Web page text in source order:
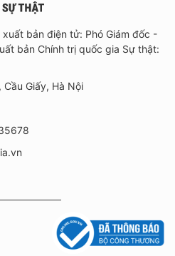
bản điện tử: Phó Giám đốc -
bản Chính trị quốc gia Sự thật:
Giấy, Hà Nội